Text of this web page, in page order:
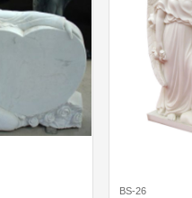
BS-26